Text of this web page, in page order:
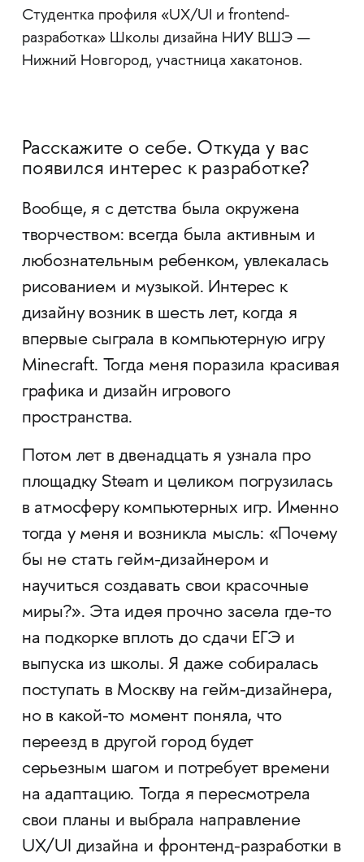
Студентка профиля «UX/UI и frontend-
разработка» Школы дизайна НИУ ВШЭ —
Нижний Новгород, участница хакатонов.
Расскажите о себе. Откуда у вас
появился интерес к разработке?
Вообще, я с детства была окружена
творчеством: всегда была активным и
любознательным ребенком, увлекалась
рисованием и музыкой. Интерес к
дизайну возник в шесть лет, когда я
впервые сыграла в компьютерную игру
Minecraft. Тогда меня поразила красивая
графика и дизайн игрового
пространства.
Потом лет в двенадцать я узнала про
площадку Steam и целиком погрузилась
в атмосферу компьютерных игр. Именно
тогда у меня и возникла мысль: «Почему
бы не стать гейм-дизайнером и
научиться создавать свои красочные
миры?». Эта идея прочно засела где-то
на подкорке вплоть до сдачи ЕГЭ и
выпуска из школы. Я даже собиралась
поступать в Москву на гейм-дизайнера,
но в какой-то момент поняла, что
переезд в другой город будет
серьезным шагом и потребует времени
на адаптацию. Тогда я пересмотрела
свои планы и выбрала направление
UX/UI дизайна и фронтенд-разработки в